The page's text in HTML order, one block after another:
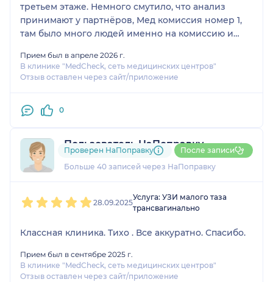
третьем этаже. Немного смутило, что анализ
принимают у партнёров, Мед комиссия номер 1,
там было много людей именно на комиссию и
одному из шести администраторов, которые были
все заняты обслуживанием клиентов и сказать,
ждать.
Прием был в апреле 2026 г.
В клинике "MedCheck, сеть медицинских центров"
Отзыв оставлен через сайт/приложение
0
Пользователь НаПоправку
11 отзывов и6 оценок
Больше 40 записей через НаПоправку
Проверен НаПоправку После записи
28.09.2025
Услуга: УЗИ малого таза
трансвагинально
Классная клиника. Тихо . Все аккуратно. Спасибо.
Прием был в сентябре 2025 г.
В клинике "MedCheck, сеть медицинских центров"
Отзыв оставлен через сайт/приложение